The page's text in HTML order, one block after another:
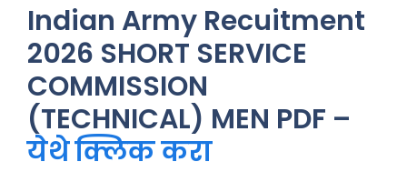
Indian Army Recuitment
2026 SHORT SERVICE
COMMISSION
(TECHNICAL) MEN PDF –
येथे क्लिक करा